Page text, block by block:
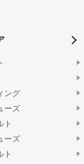
ング
ーズ
ト
ーズ
ト